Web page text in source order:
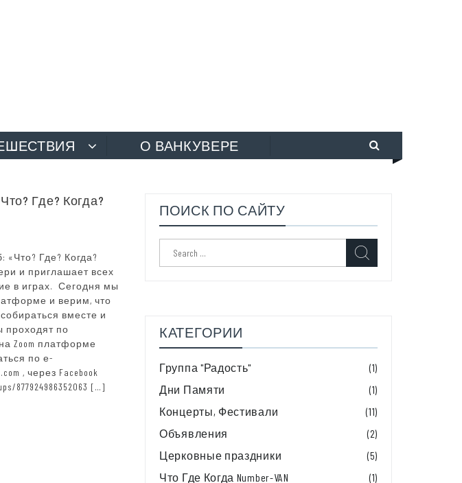
О ВАНКУВЕРЕ
Где? Когда?
Где? Когда?
и приглашает всех
в играх. Сегодня мы
и верим, что
вместе и
проходят по
Zoom платформе
по е-
, через Facebook
877924986352063 […]
ПОИСК ПО САЙТУ
КАТЕГОРИИ
Группа "Радость"
(1)
Дни Памяти
(1)
Концерты, Фестивали
(11)
Объявления
(2)
Церковные праздники
(5)
Что Где Когда Number-VAN
(1)